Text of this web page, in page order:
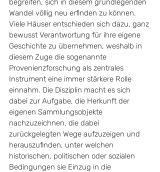
begreifen, sich in diesem grundlegenden
Wandel völlig neu erfinden zu können.
Viele Häuser entschieden sich dazu, ganz
bewusst Verantwortung für ihre eigene
Geschichte zu übernehmen, weshalb in
diesem Zuge die sogenannte
Provenienzforschung als zentrales
Instrument eine immer stärkere Rolle
einnahm. Die Disziplin macht es sich
dabei zur Aufgabe, die Herkunft der
eigenen Sammlungsobjekte
nachzuzeichnen, die dabei
zurückgelegten Wege aufzuzeigen und
herauszufinden, unter welchen
historischen, politischen oder sozialen
Bedingungen sie Einzug in die